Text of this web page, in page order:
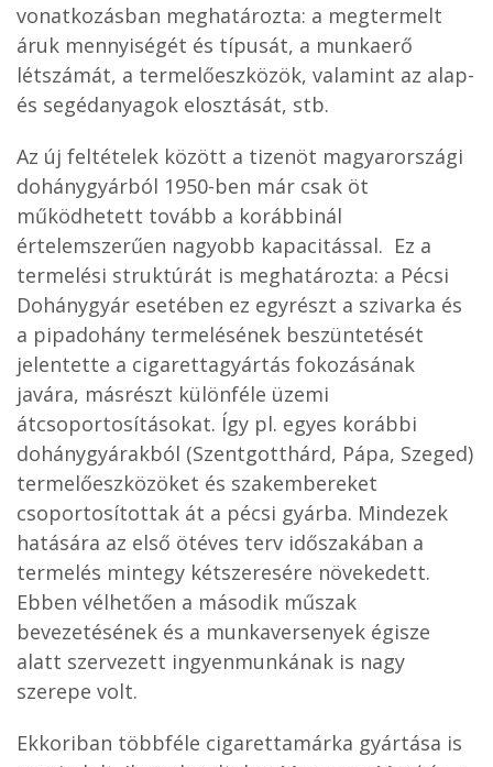
vonatkozásban meghatározta: a megtermelt
áruk mennyiségét és típusát, a munkaerő
létszámát, a termelőeszközök, valamint az alap-
és segédanyagok elosztását, stb.
Az új feltételek között a tizenöt magyarországi
dohánygyárból 1950-ben már csak öt
működhetett tovább a korábbinál
értelemszerűen nagyobb kapacitással. Ez a
termelési struktúrát is meghatározta: a Pécsi
Dohánygyár esetében ez egyrészt a szivarka és
a pipadohány termelésének beszüntetését
jelentette a cigarettagyártás fokozásának
javára, másrészt különféle üzemi
átcsoportosításokat. Így pl. egyes korábbi
dohánygyárakból (Szentgotthárd, Pápa, Szeged)
termelőeszközöket és szakembereket
csoportosítottak át a pécsi gyárba. Mindezek
hatására az első ötéves terv időszakában a
termelés mintegy kétszeresére növekedett.
Ebben vélhetően a második műszak
bevezetésének és a munkaversenyek égisze
alatt szervezett ingyenmunkának is nagy
szerepe volt.
Ekkoriban többféle cigarettamárka gyártása is